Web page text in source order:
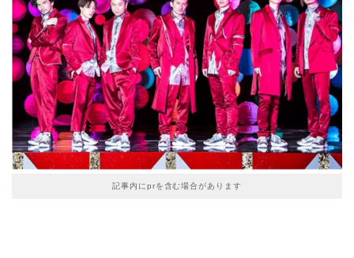
記事内にprを含む場合があります